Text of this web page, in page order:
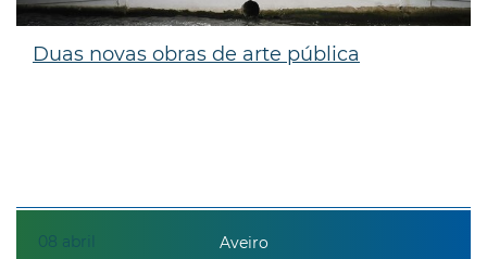
08 abril
Duas novas obras de arte pública
Aveiro